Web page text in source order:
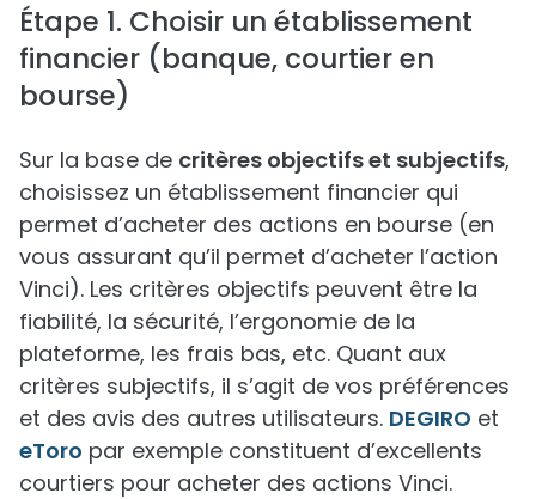
Étape 1. Choisir un établissement
financier (banque, courtier en
bourse)
Sur la base de critères objectifs et subjectifs,
choisissez un établissement financier qui
permet d’acheter des actions en bourse (en
vous assurant qu’il permet d’acheter l’action
Vinci). Les critères objectifs peuvent être la
fiabilité, la sécurité, l’ergonomie de la
plateforme, les frais bas, etc. Quant aux
critères subjectifs, il s’agit de vos préférences
et des avis des autres utilisateurs. DEGIRO et
eToro par exemple constituent d’excellents
courtiers pour acheter des actions Vinci.